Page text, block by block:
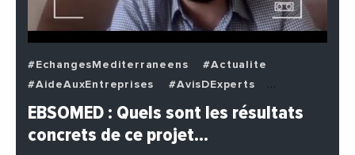
#EchangesMediterraneens
#Actualite
#AideAuxEntreprises
#AvisDExperts
#BuzzNews
#Decideurs
#Entreprises
#Institutions
EBSOMED : Quels sont les résultats
concrets de ce projet…